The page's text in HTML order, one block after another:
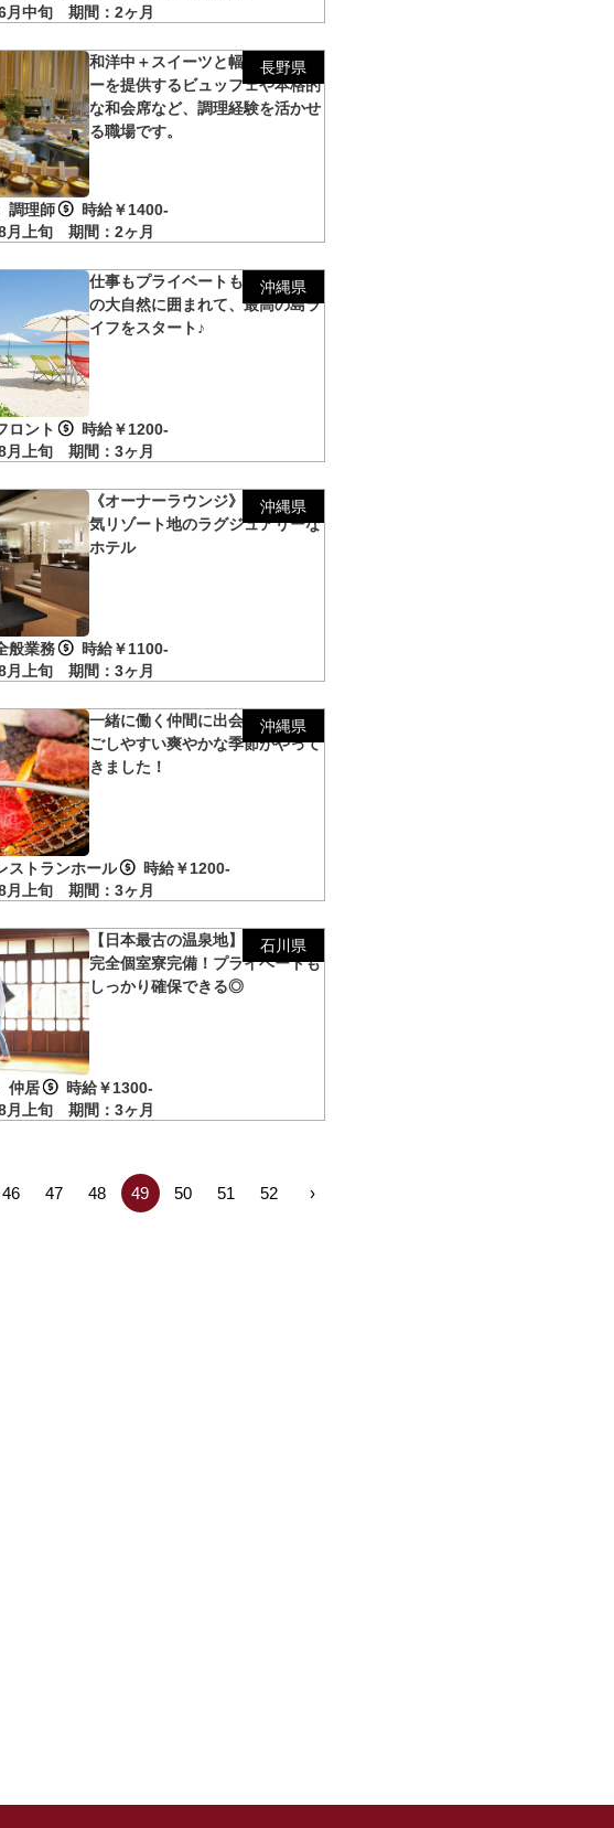
月中旬 期間：2ヶ月
長野県
和洋中＋スイーツと幅広いメニュ
ーを提供するビュッフェや本格的
な和会席など、調理経験を活かせ
る職場です。
調理師
時給￥1400-
月上旬 期間：2ヶ月
沖縄県
仕事もプライベートも充実！沖縄
の大自然に囲まれて、最高の島ラ
イフをスタート♪
ロント
時給￥1200-
月上旬 期間：3ヶ月
沖縄県
《オーナーラウンジ》宮古島大人
気リゾート地のラグジュアリーな
ホテル
般業務
時給￥1100-
月上旬 期間：3ヶ月
沖縄県
一緒に働く仲間に出会えます！過
ごしやすい爽やかな季節がやって
きました！
ストランホール
時給￥1200-
月上旬 期間：3ヶ月
石川県
【日本最古の温泉地】徒歩数分の
完全個室寮完備！プライベートも
しっかり確保できる◎
仲居
時給￥1300-
月上旬 期間：3ヶ月
46 47 48 49 50 51 52 ›